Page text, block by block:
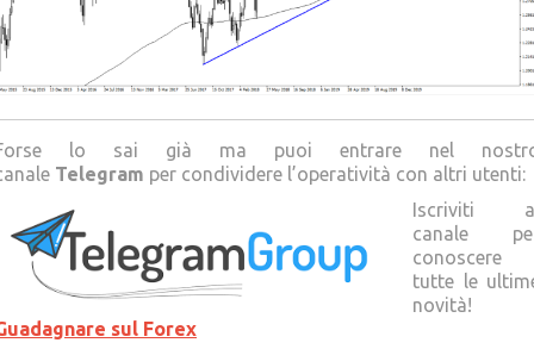
lo sai già ma puoi entrare nel
Telegram per condividere l’operatività con altri utenti:
Iscriviti
canale
conoscere
tutte le
novità!
sul Forex